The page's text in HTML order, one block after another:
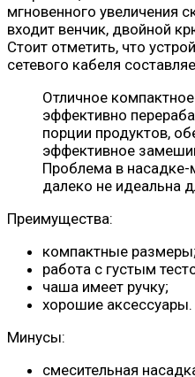
мгновенного увеличения
входит венчик, двойной
Стоит отметить, что
сетевого кабеля
Отличное
эффективно
порции продуктов,
эффективное
Проблема в насадке-
далеко не идеальна
Преимущества:
компактные размеры;
работа с густым
чаша имеет ручку;
хорошие аксессуары.
Минусы:
смесительная